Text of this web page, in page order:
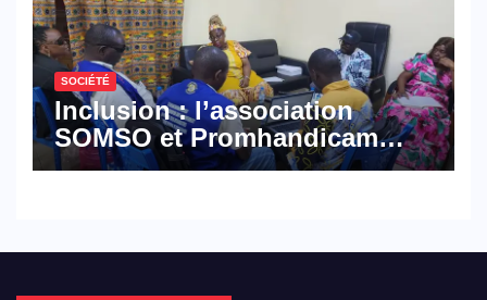
SOCIÉTÉ
Inclusion : l’association
SOMSO et Promhandicam
militent en faveur d’une